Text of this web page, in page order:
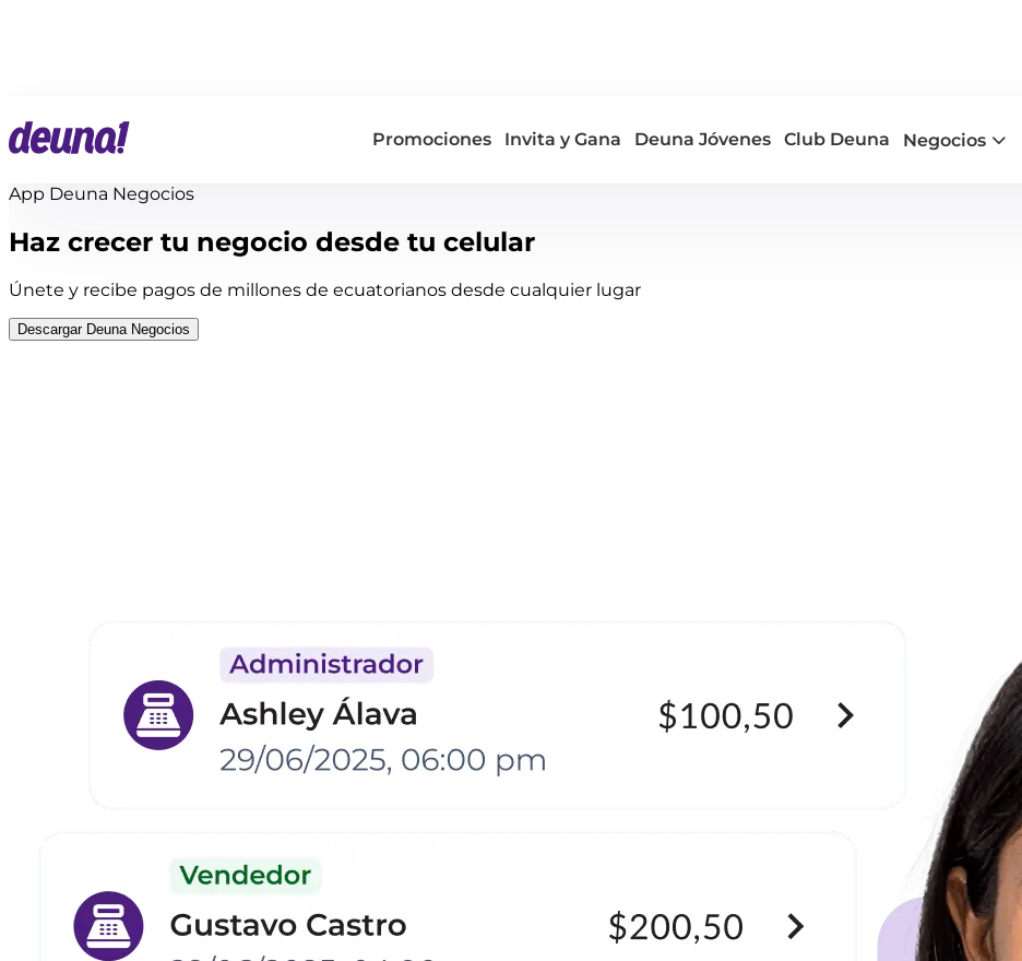
Promociones Invita y Gana Deuna Jóvenes Club Deuna Negocios
App Deuna Negocios
Haz crecer tu negocio desde tu celular
Únete y recibe pagos de millones de ecuatorianos desde cualquier lugar
Descargar Deuna Negocios